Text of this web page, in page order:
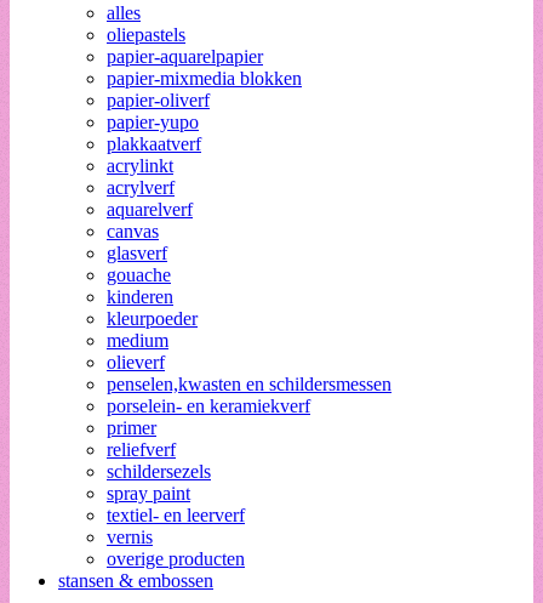
alles
oliepastels
papier-aquarelpapier
papier-mixmedia blokken
papier-oliverf
papier-yupo
plakkaatverf
acrylinkt
acrylverf
aquarelverf
canvas
glasverf
gouache
kinderen
kleurpoeder
medium
olieverf
penselen,kwasten en schildersmessen
porselein- en keramiekverf
primer
reliefverf
schildersezels
spray paint
textiel- en leerverf
vernis
overige producten
stansen & embossen